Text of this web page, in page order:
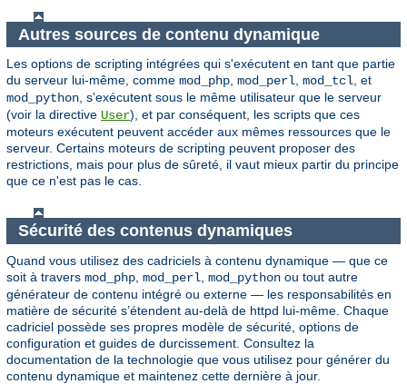
Autres sources de contenu dynamique
Les options de scripting intégrées qui s'exécutent en tant que partie
du serveur lui-même, comme mod_php, mod_perl, mod_tcl, et
mod_python, s'exécutent sous le même utilisateur que le serveur
(voir la directive User), et par conséquent, les scripts que ces
moteurs exécutent peuvent accéder aux mêmes ressources que le
serveur. Certains moteurs de scripting peuvent proposer des
restrictions, mais pour plus de sûreté, il vaut mieux partir du principe
que ce n'est pas le cas.
Sécurité des contenus dynamiques
Quand vous utilisez des cadriciels à contenu dynamique — que ce
soit à travers mod_php mod_perl mod_python ou tout autre
générateur de contenu intégré ou externe — les responsabilités en
matière de sécurité s’étendent au-delà de httpd lui-même. Chaque
cadriciel possède ses propres modèle de sécurité, options de
configuration et guides de durcissement. Consultez la
documentation de la technologie que vous utilisez pour générer du
contenu dynamique et maintenez cette dernière à jour.